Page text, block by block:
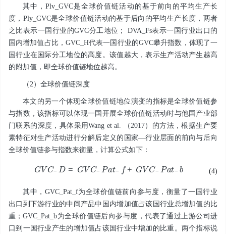
其中，Plv_GVC是全球价值链活动的基于前向的平均生产长
度， Ply_GVC是全球价值链活动的基于后向的平均生产长度，两者
之比表示一国行业的GVC分工地位； DVA_Fs表示一国行业出口的
国内增加值占比， GVC_H代表一国行业的GVC攀升指数，体现了一
国行业在国际分工地位的高度。该值越大，表示生产活动产生越高
的附加值，即全球价值链地位越高。
（2）全球价值链深度
本文的另一个体现全球价值链地位演变的指标是全球价值链参
与指数，该指标可以体现一国开展全球价值链活动时与他国产业部
门联系的深度，具体采用Wang et al. （2017）的方法，根据生产要
素特征对生产活动进行分解后定义的国家—行业层面的前向与后向
全球价值链参与指数来衡量，计算公式如下：
GVC- D= C-Pat f+ GV C -P at-b
(4)
其中， GVC_Pat_f为全球价值链前向参与度，衡量了一国行业
出口到下游行业的中间产品中国内增加值占该国行业总增加值的比
重；GVC_Pat_b为全球价值链后向参与度，代表了通过上游公司进
口到一国行业产生的增加值占该国行业中增加的比重。两个指标说